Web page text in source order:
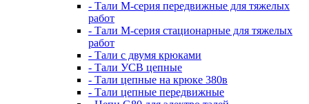
- Тали М-серия передвижные для тяжелых
работ
- Тали М-серия стационарные для тяжелых
работ
- Тали с двумя крюками
- Тали УСВ цепные
- Тали цепные на крюке 380в
- Тали цепные передвижные